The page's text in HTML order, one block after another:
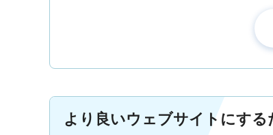
より良いウェブサイトにす